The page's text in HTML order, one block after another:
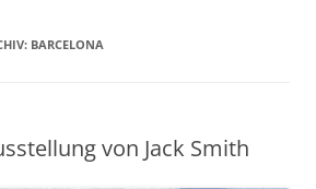
BARCELONA
von Jack Smith